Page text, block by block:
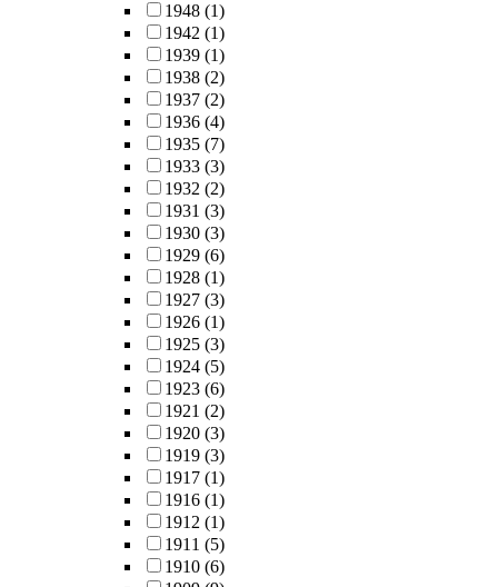
1948 (1)
1942 (1)
1939 (1)
1938 (2)
1937 (2)
1936 (4)
1935 (7)
1933 (3)
1932 (2)
1931 (3)
1930 (3)
1929 (6)
1928 (1)
1927 (3)
1926 (1)
1925 (3)
1924 (5)
1923 (6)
1921 (2)
1920 (3)
1919 (3)
1917 (1)
1916 (1)
1912 (1)
1911 (5)
1910 (6)